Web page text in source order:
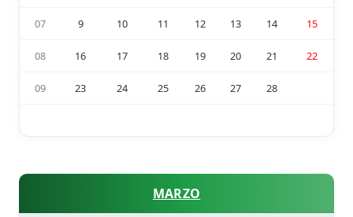
07 9 10 11 12 13 14 15
08 16 17 18 19 20 21 22
09 23 24 25 26 27 28
MARZO